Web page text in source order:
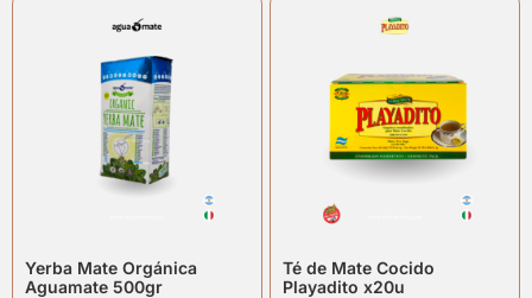
Yerba Mate Orgánica
Aguamate 500gr
Té de Mate Cocido
Playadito x20u